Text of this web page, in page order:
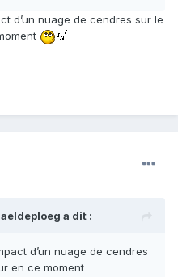
d’un nuage de cendres sur le
a dit :
d’un nuage de cendres
en ce moment